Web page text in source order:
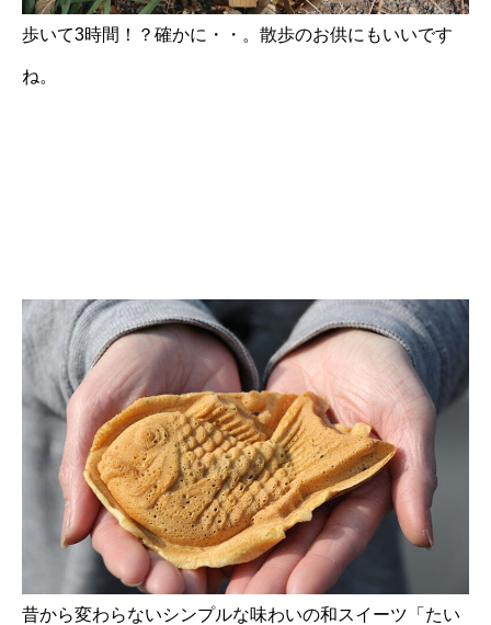
歩いて3時間！？確かに・・。散歩のお供にもいいです
ね。
昔から変わらないシンプルな味わいの和スイーツ「たい